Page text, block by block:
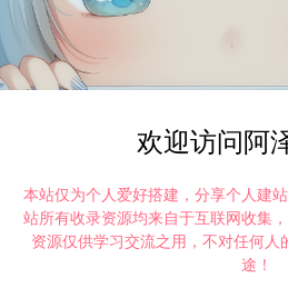
欢迎访问阿
本站仅为个人爱好搭建，分享个人建
站所有收录资源均来自于互联网收集
资源仅供学习交流之用，不对任何人
途！